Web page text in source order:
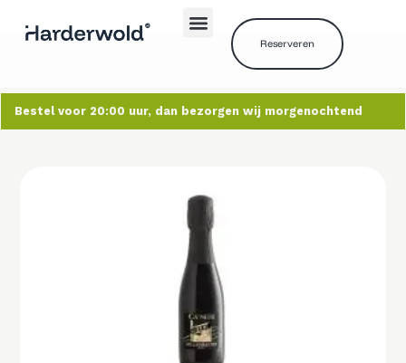
Reserveren
Bestel voor 20:00 uur, dan bezorgen wij morgenochtend